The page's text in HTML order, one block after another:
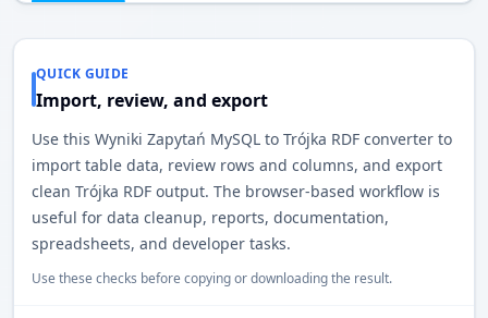
QUICK GUIDE
Import, review, and export
Use this Wyniki Zapytań MySQL to Trójka RDF converter to
import table data, review rows and columns, and export
clean Trójka RDF output. The browser-based workflow is
useful for data cleanup, reports, documentation,
spreadsheets, and developer tasks.
Use these checks before copying or downloading the result.